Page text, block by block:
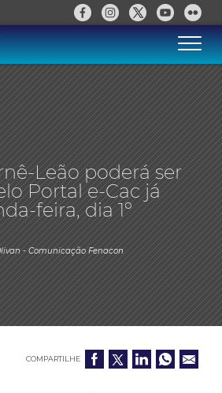
Leão poderá ser
Portal e-Cac já
feira, dia 1º
- Comunicação Fenacon
COMPARTILHE